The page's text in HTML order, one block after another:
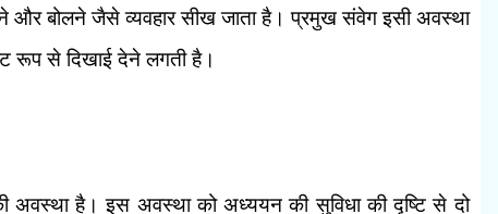
और बोलने जैसे व्यवहार सीख जाता है। प्रमुख संवेग इसी अवस्था
रूप से दिखाई देने लगती है।
अवस्था है। इस अवस्था को अध्ययन की सुविधा की दृष्टि से दो